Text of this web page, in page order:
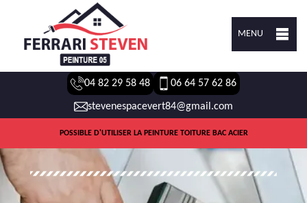
MENU
04 82 29 58 48 06 64 57 62 86
stevenespacevert84@gmail.com
POSSIBLE D'UTILISER LA PEINTURE TOITURE BAC ACIER